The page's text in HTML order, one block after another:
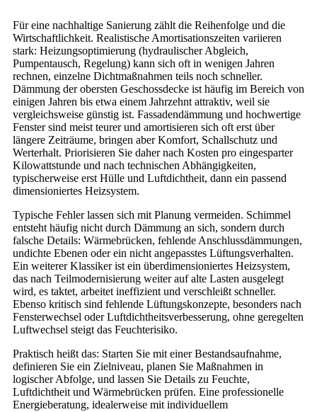
Für eine nachhaltige Sanierung zählt die Reihenfolge und die
Wirtschaftlichkeit. Realistische Amortisationszeiten variieren
stark: Heizungsoptimierung (hydraulischer Abgleich,
Pumpentausch, Regelung) kann sich oft in wenigen Jahren
rechnen, einzelne Dichtmaßnahmen teils noch schneller.
Dämmung der obersten Geschossdecke ist häufig im Bereich von
einigen Jahren bis etwa einem Jahrzehnt attraktiv, weil sie
vergleichsweise günstig ist. Fassadendämmung und hochwertige
Fenster sind meist teurer und amortisieren sich oft erst über
längere Zeiträume, bringen aber Komfort, Schallschutz und
Werterhalt. Priorisieren Sie daher nach Kosten pro eingesparter
Kilowattstunde und nach technischen Abhängigkeiten,
typischerweise erst Hülle und Luftdichtheit, dann ein passend
dimensioniertes Heizsystem.
Typische Fehler lassen sich mit Planung vermeiden. Schimmel
entsteht häufig nicht durch Dämmung an sich, sondern durch
falsche Details: Wärmebrücken, fehlende Anschlussdämmungen,
undichte Ebenen oder ein nicht angepasstes Lüftungsverhalten.
Ein weiterer Klassiker ist ein überdimensioniertes Heizsystem,
das nach Teilmodernisierung weiter auf alte Lasten ausgelegt
wird, es taktet, arbeitet ineffizient und verschleißt schneller.
Ebenso kritisch sind fehlende Lüftungskonzepte, besonders nach
Fensterwechsel oder Luftdichtheitsverbesserung, ohne geregelten
Luftwechsel steigt das Feuchterisiko.
Praktisch heißt das: Starten Sie mit einer Bestandsaufnahme,
definieren Sie ein Zielniveau, planen Sie Maßnahmen in
logischer Abfolge, und lassen Sie Details zu Feuchte,
Luftdichtheit und Wärmebrücken prüfen. Eine professionelle
Energieberatung, idealerweise mit individuellem